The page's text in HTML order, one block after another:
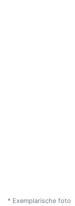
* Exemplarische foto